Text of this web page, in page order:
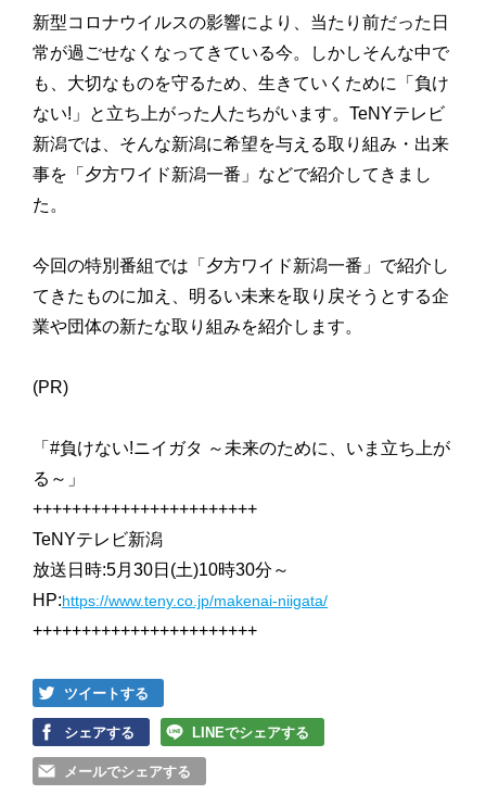
新型コロナウイルスの影響により、当たり前だった日
常が過ごせなくなってきている今。しかしそんな中で
も、大切なものを守るため、生きていくために「負け
ない!」と立ち上がった人たちがいます。TeNYテレビ
新潟では、そんな新潟に希望を与える取り組み・出来
事を「夕方ワイド新潟一番」などで紹介してきまし
た。
今回の特別番組では「夕方ワイド新潟一番」で紹介し
てきたものに加え、明るい未来を取り戻そうとする企
業や団体の新たな取り組みを紹介します。
(PR)
「#負けない!ニイガタ ～未来のために、いま立ち上が
る～」
+++++++++++++++++++++++
TeNYテレビ新潟
放送日時:5月30日(土)10時30分～
HP:https://www.teny.co.jp/makenai-niigata/
+++++++++++++++++++++++
ツイートする
シェアする LINEでシェアする
メールでシェアする